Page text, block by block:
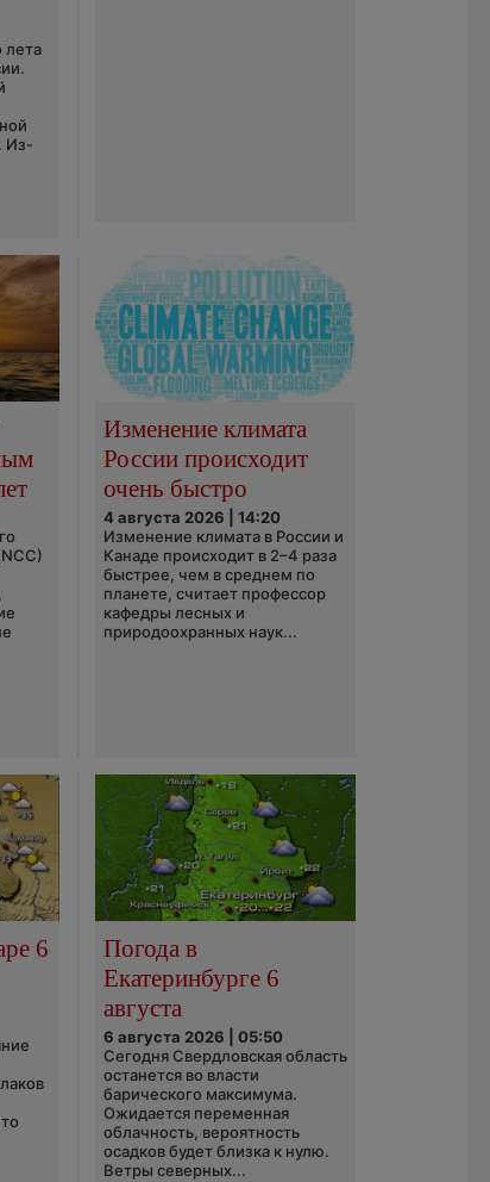
лета
Из-
Изменение климата
России происходит
очень быстро
4 августа 2026 | 14:20
Изменение климата в России и
Канаде происходит в 2–4 раза
быстрее, чем в среднем по
планете, считает профессор
кафедры лесных и
природоохранных наук...
6
Погода в
Екатеринбурге 6
августа
6 августа 2026 | 05:50
Сегодня Свердловская область
останется во власти
барического максимума.
Ожидается переменная
облачность, вероятность
осадков будет близка к нулю.
Ветры северных...